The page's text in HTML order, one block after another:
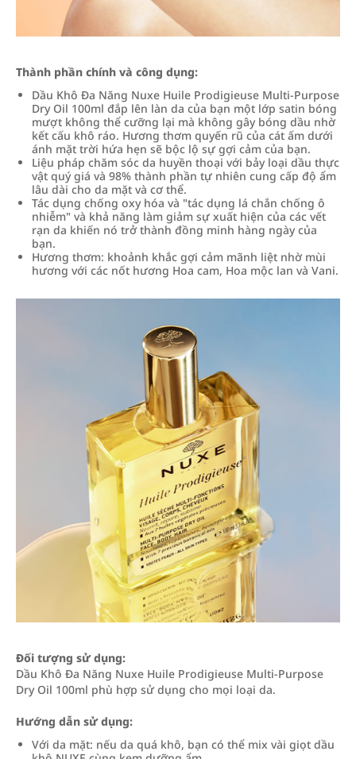
Thành phần chính và công dụng:
Dầu Khô Đa Năng Nuxe Huile Prodigieuse Multi-Purpose
Dry Oil 100ml đắp lên làn da của bạn một lớp satin bóng
mượt không thể cưỡng lại mà không gây bóng dầu nhờ
kết cấu khô ráo. Hương thơm quyến rũ của cát ấm dưới
ánh mặt trời hứa hẹn sẽ bộc lộ sự gợi cảm của bạn.
Liệu pháp chăm sóc da huyền thoại với bảy loại dầu thực
vật quý giá và 98% thành phần tự nhiên cung cấp độ ẩm
lâu dài cho da mặt và cơ thể.
Tác dụng chống oxy hóa và "tác dụng lá chắn chống ô
nhiễm" và khả năng làm giảm sự xuất hiện của các vết
rạn da khiến nó trở thành đồng minh hàng ngày của
bạn.
Hương thơm: khoảnh khắc gợi cảm mãnh liệt nhờ mùi
hương với các nốt hương Hoa cam, Hoa mộc lan và Vani.
Đối tượng sử dụng:
Dầu Khô Đa Năng Nuxe Huile Prodigieuse Multi-Purpose
Dry Oil 100ml phù hợp sử dụng cho mọi loại da.
Hướng dẫn sử dụng:
Với da mặt: nếu da quá khô, bạn có thể mix vài giọt dầu